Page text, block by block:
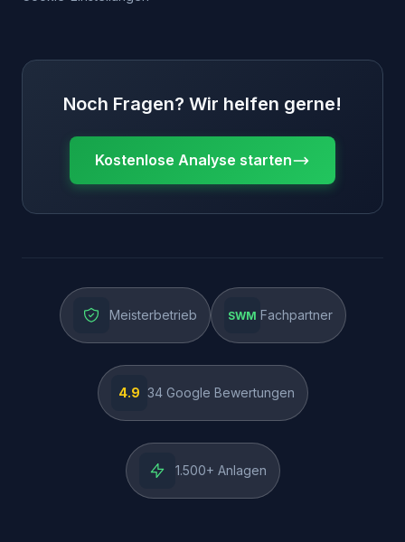
Noch Fragen? Wir helfen gerne!
Kostenlose Analyse starten
Meisterbetrieb SWM Fachpartner
4.9 34Google Bewertungen
1.500+ Anlagen